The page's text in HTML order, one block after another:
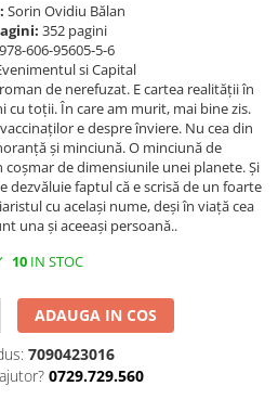
Sorin Ovidiu Bălan
352 pagini
978-606-95605-5-6
si Capital
de nerefuzat. E cartea realității în
cu toții. În care am murit, mai bine zis.
e despre înviere. Nu cea din
și minciună. O minciună de
de dimensiunile unei planete. Și
dezvăluie faptul că e scrisă de un foarte
cu același nume, deși în viață cea
una și aceeași persoană..
10IN STOC
ADAUGA IN COS
7090423016
0729.729.560